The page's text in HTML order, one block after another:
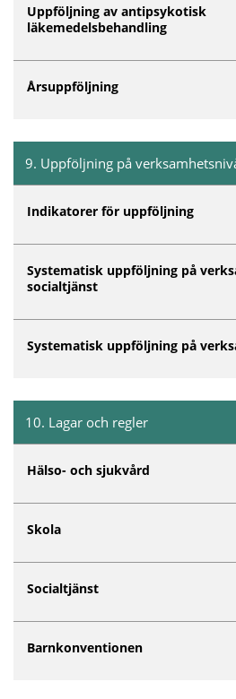
Uppföljning av antipsykotisk
läkemedelsbehandling
Årsuppföljning
9. Uppföljning på
Indikatorer för uppföljning
Systematisk uppföljning på
socialtjänst
Systematisk uppföljning på
10. Lagar och regler
Hälso- och sjukvård
Skola
Socialtjänst
Barnkonventionen
Inget innehåll matchar dina valda